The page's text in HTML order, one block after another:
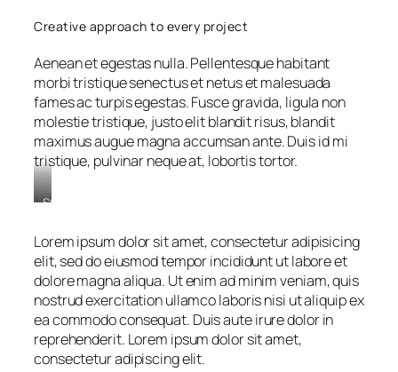
Creative approach to every project
Aenean et egestas nulla. Pellentesque habitant
morbi tristique senectus et netus et malesuada
fames ac turpis egestas. Fusce gravida, ligula non
molestie tristique, justo elit blandit risus, blandit
maximus augue magna accumsan ante. Duis id mi
tristique, pulvinar neque at, lobortis tortor.
Stet
gubergren,
no
sea
sanctus
est
labore
et
dolore.
Lorem ipsum dolor sit amet, consectetur adipisicing
elit, sed do eiusmod tempor incididunt ut labore et
dolore magna aliqua. Ut enim ad minim veniam, quis
nostrud exercitation ullamco laboris nisi ut aliquip ex
ea commodo consequat. Duis aute irure dolor in
reprehenderit. Lorem ipsum dolor sit amet,
consectetur adipiscing elit.